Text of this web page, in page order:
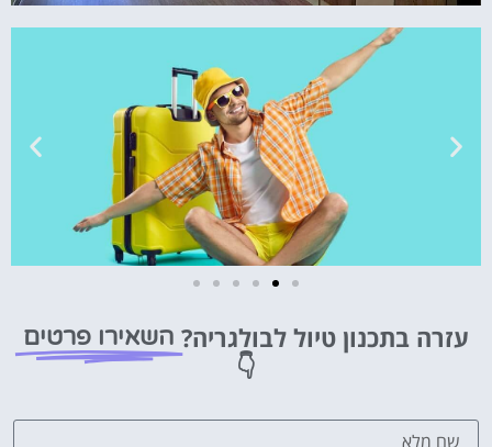
מציאת
לחצו
עזרה בתכנון טיול לבולגריה? השאירו פרטים
👇